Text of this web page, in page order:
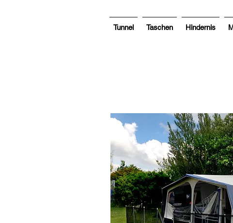
Tunnel Taschen Hindernis